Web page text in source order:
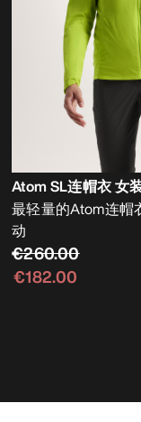
Atom SL连帽衣 女
最轻量的Atom连帽
动
€260.00
€182.00